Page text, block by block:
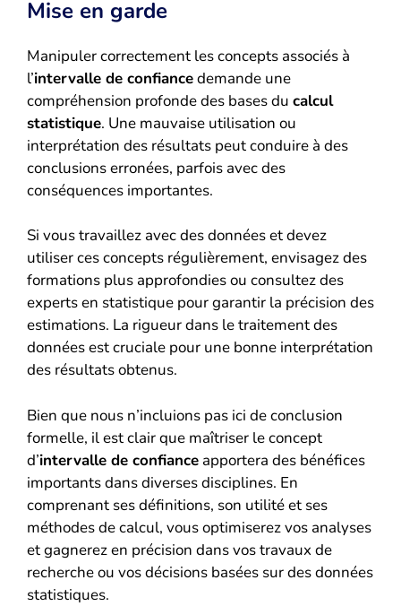
Mise en garde
Manipuler correctement les concepts associés à
l’intervalle de confiancedemande une
compréhension profonde des bases du calcul
statistique. Une mauvaise utilisation ou
interprétation des résultats peut conduire à des
conclusions erronées, parfois avec des
conséquences importantes.
Si vous travaillez avec des données et devez
utiliser ces concepts régulièrement, envisagez des
formations plus approfondies ou consultez des
experts en statistique pour garantir la précision des
estimations. La rigueur dans le traitement des
données est cruciale pour une bonne interprétation
des résultats obtenus.
Bien que nous n’incluions pas ici de conclusion
formelle, il est clair que maîtriser le concept
d’intervalle de confiance apportera des bénéfices
importants dans diverses disciplines. En
comprenant ses définitions, son utilité et ses
méthodes de calcul, vous optimiserez vos analyses
et gagnerez en précision dans vos travaux de
recherche ou vos décisions basées sur des données
statistiques.